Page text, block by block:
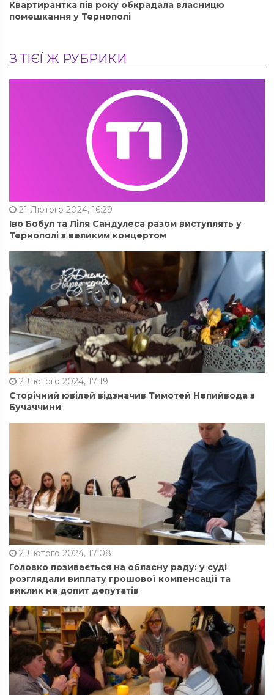
Квартирантка пів року обкрадала власницю
помешкання у Тернополі
З ТІЄЇ Ж РУБРИКИ
21 Лютого 2024, 16:29
Іво Бобул та Ліля Сандулеса разом виступлять у
Тернополі з великим концертом
2 Лютого 2024, 17:19
Сторічний ювілей відзначив Тимотей Непийвода з
Бучаччини
2 Лютого 2024, 17:08
Головко позивається на обласну раду: у суді
розглядали виплату грошової компенсації та
виклик на допит депутатів